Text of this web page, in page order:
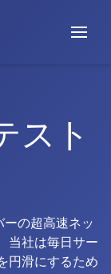
スト
ーの超高速ネッ
当社は毎日サー
円滑にするため